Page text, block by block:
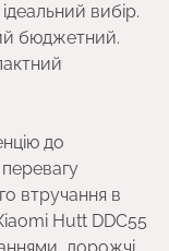
вибір.
бюджетний.
до
перевагу
втручання в
Hutt DDC55